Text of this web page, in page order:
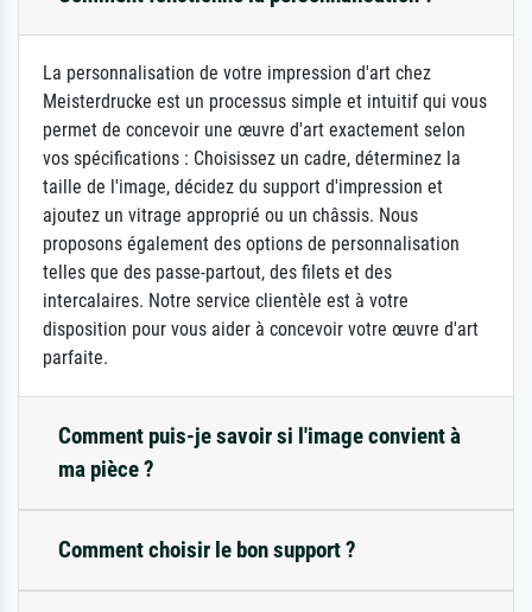
La personnalisation de votre impression d'art chez
Meisterdrucke est un processus simple et intuitif qui vous
permet de concevoir une œuvre d'art exactement selon
vos spécifications : Choisissez un cadre, déterminez la
taille de l'image, décidez du support d'impression et
ajoutez un vitrage approprié ou un châssis. Nous
proposons également des options de personnalisation
telles que des passe-partout, des filets et des
intercalaires. Notre service clientèle est à votre
disposition pour vous aider à concevoir votre œuvre d'art
parfaite.
Comment puis-je savoir si l'image convient à
ma pièce ?
Comment choisir le bon support ?